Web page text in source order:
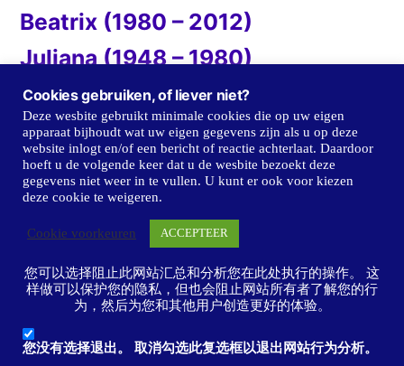
Beatrix (1980 – 2012)
Juliana (1948 – 1980)
Wilhelmina (1898 – 1947)
Emma (1890 – 1898)
Willem III (1849 – 1889)
Willem II (1840 – 1849)
Willem I (1814 – 1840)
Troonredes.nl,
Ondersteund door WordPress.
Cookies gebruiken, of liever niet?
Deze wesbite gebruikt minimale cookies die op uw eigen
apparaat bijhoudt wat uw eigen gegevens zijn als u op deze
website inlogt en/of een bericht of reactie achterlaat. Daardoor
hoeft u de volgende keer dat u de wesbite bezoekt deze
gegevens niet weer in te vullen. U kunt er ook voor kiezen
deze cookie te weigeren.
Cookie voorkeuren ACCEPTEER
您可以选择阻止此网站汇总和分析您在此处执行的操作。 这
样做可以保护您的隐私，但也会阻止网站所有者了解您的行
为，然后为您和其他用户创造更好的体验。
您没有选择退出。 取消勾选此复选框以退出网站行为分析。